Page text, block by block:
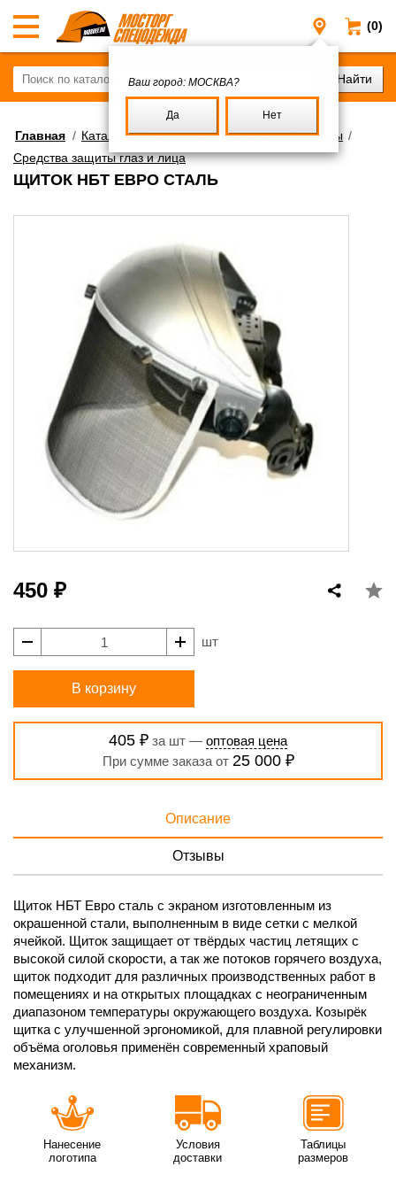
(0)
Москва
Ваш город: МОСКВА?
Да Нет
Главная / Каталог/Средства индивидуальной защиты /
Средства защиты глаз и лица
ЩИТОК НБТ ЕВРО СТАЛЬ
450 ₽
шт
В корзину
405 ₽ за шт — оптовая цена
При сумме заказа от 25 000 ₽
Описание
Отзывы
Щиток НБТ Евро сталь с экраном изготовленным из
окрашенной стали, выполненным в виде сетки с мелкой
ячейкой. Щиток защищает от твёрдых частиц летящих с
высокой силой скорости, а так же потоков горячего воздуха,
щиток подходит для различных производственных работ в
помещениях и на открытых площадках с неограниченным
диапазоном температуры окружающего воздуха. Козырёк
щитка с улучшенной эргономикой, для плавной регулировки
объёма оголовья применён современный храповый
механизм.
Нанесение
логотипа
Условия
доставки
Таблицы
размеров